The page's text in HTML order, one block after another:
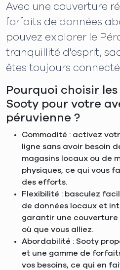
Avec une couverture
forfaits de données
pouvez explorer le
tranquillité d'esprit,
êtes toujours
Pourquoi choisir les
Sooty pour votre
péruvienne ?
Commodité : activez
ligne sans avoir besoin
magasins locaux ou de
physiques, ce qui vous
des efforts.
Flexibilité : basculez
de données locaux et
garantir une
où que vous alliez.
Abordabilité : Sooty
et une gamme de
vos besoins, ce qui en